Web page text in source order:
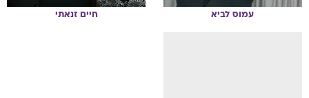
עמוס לביא חיים זנאתי